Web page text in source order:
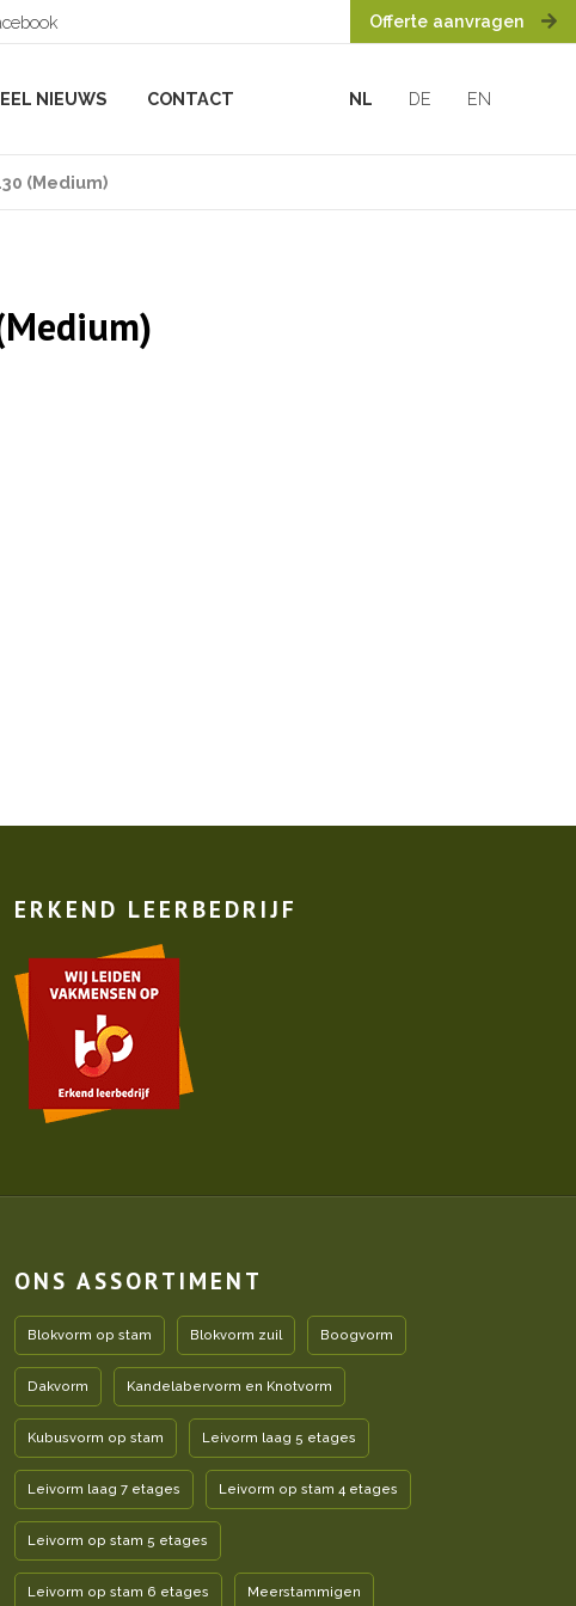
Offerte aanvragen
NIEUWS CONTACT NL DE EN
(Medium)
ERKEND LEERBEDRIJF
ONS ASSORTIMENT
Blokvorm op stam Blokvorm zuil Boogvorm
Dakvorm Kandelabervorm en Knotvorm
Kubusvorm op stam Leivorm laag 5 etages
Leivorm laag 7 etages Leivorm op stam 4 etages
Leivorm op stam 5 etages
Leivorm op stam 6 etages Meerstammigen